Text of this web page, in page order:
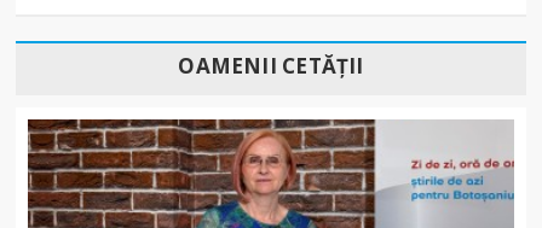
OAMENII CETĂȚII